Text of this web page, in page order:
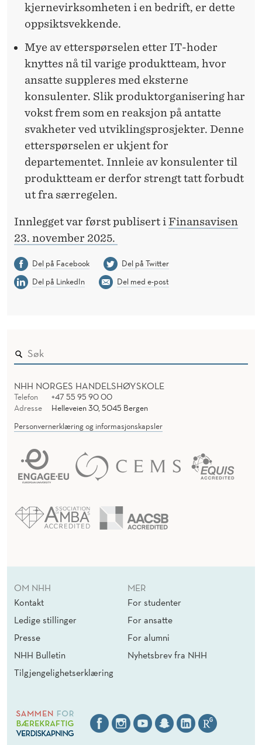
kjernevirksomheten i en bedrift, er dette
oppsiktsvekkende.
Mye av etterspørselen etter IT-hoder
knyttes nå til varige produktteam, hvor
ansatte suppleres med eksterne
konsulenter. Slik produktorganisering har
vokst frem som en reaksjon på antatte
svakheter ved utviklingsprosjekter. Denne
etterspørselen er ukjent for
departementet. Innleie av konsulenter til
produktteam er derfor strengt tatt forbudt
ut fra særregelen.
Innlegget var først publisert i Finansavisen
23. november 2025.
Del på Facebook
Del på Twitter
Del på LinkedIn
Del med e-post
NHH NORGES HANDELSHØYSKOLE
Telefon
+47 55 95 90 00
Adresse
Helleveien 30, 5045 Bergen
Personvernerklæring og informasjonskapsler
OM NHH
Kontakt
Ledige stillinger
Presse
NHH Bulletin
Tilgjengelighetserklæring
MER
For studenter
For ansatte
For alumni
Nyhetsbrev fra NHH